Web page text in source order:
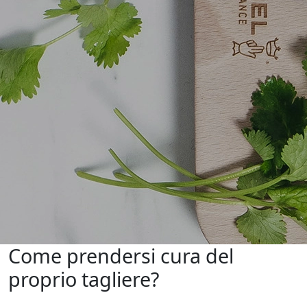
Come prendersi cura del
proprio tagliere?